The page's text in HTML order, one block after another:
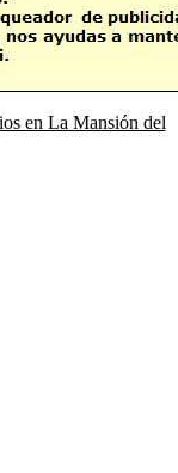
en La Mansión del